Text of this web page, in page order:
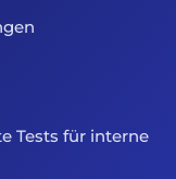
Tests für interne